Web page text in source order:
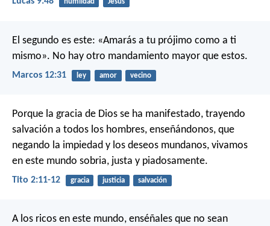
humildad Jesús
El segundo es este: «Amarás a tu prójimo como a ti
mismo». No hay otro mandamiento mayor que estos.
Marcos 12:31 ley amor vecino
Porque la gracia de Dios se ha manifestado, trayendo
salvación a todos los hombres, enseñándonos, que
negando la impiedad y los deseos mundanos, vivamos
en este mundo sobria, justa y piadosamente.
Tito 2:11-12 gracia justicia salvación
A los ricos en este mundo, enséñales que no sean